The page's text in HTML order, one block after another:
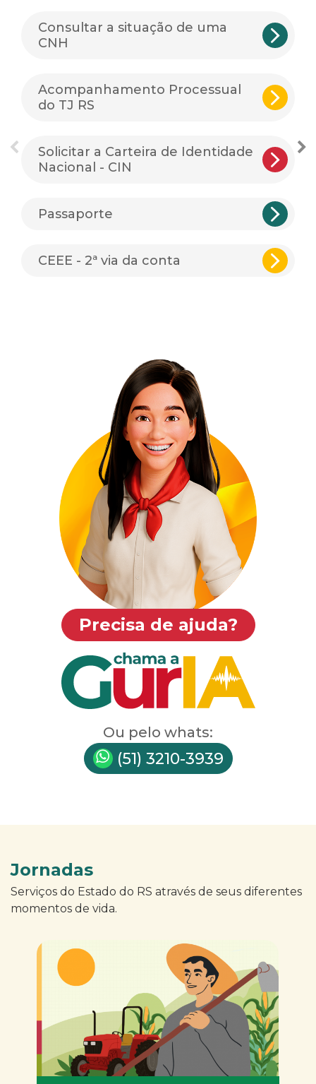
Consultar a situação de uma
CNH
Acompanhamento Processual
do TJ RS
Solicitar a Carteira de Identidade
Nacional - CIN
Passaporte
CEEE - 2ª via da conta
Precisa de ajuda?
Ou pelo whats:
(51) 3210-3939
Jornadas
Serviços do Estado do RS através de seus diferentes
momentos de vida.